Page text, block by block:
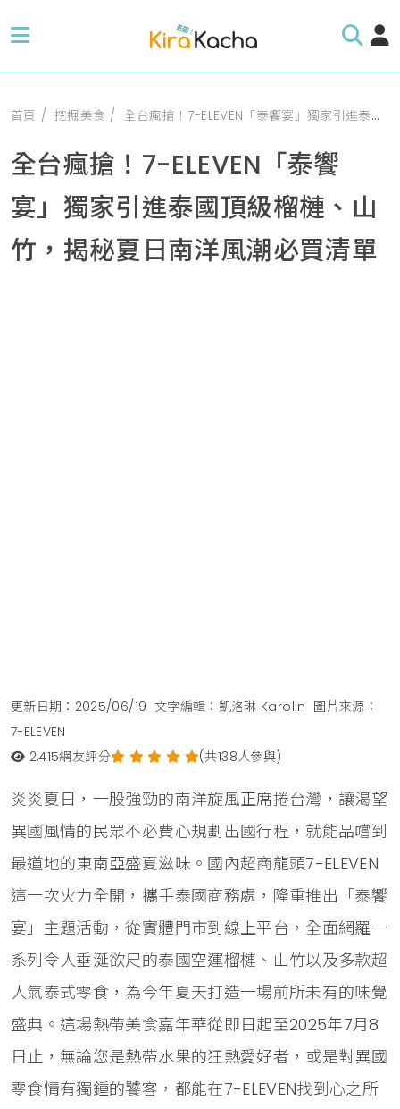
首頁 挖掘美食 全台瘋搶！7-ELEVEN「泰饗宴」獨家引進泰國頂級榴槤、山竹，揭秘夏日南洋風潮必買清單
全台瘋搶！7-ELEVEN「泰饗
宴」獨家引進泰國頂級榴槤、山
竹，揭秘夏日南洋風潮必買清單
更新日期：2025/06/19 文字編輯：凱洛琳 Karolin 圖片來源：
7-ELEVEN
2,415網友評分 (共138人參與)
炎炎夏日，一股強勁的南洋旋風正席捲台灣，讓渴望
異國風情的民眾不必費心規劃出國行程，就能品嚐到
最道地的東南亞盛夏滋味。國內超商龍頭7-ELEVEN
這一次火力全開，攜手泰國商務處，隆重推出「泰饗
宴」主題活動，從實體門市到線上平台，全面網羅一
系列令人垂涎欲尺的泰國空運榴槤、山竹以及多款超
人氣泰式零食，為今年夏天打造一場前所未有的味覺
盛典。這場熱帶美食嘉年華從即日起至2025年7月8
日止，無論您是熱帶水果的狂熱愛好者，或是對異國
零食情有獨鍾的饕客，都能在7-ELEVEN找到心之所